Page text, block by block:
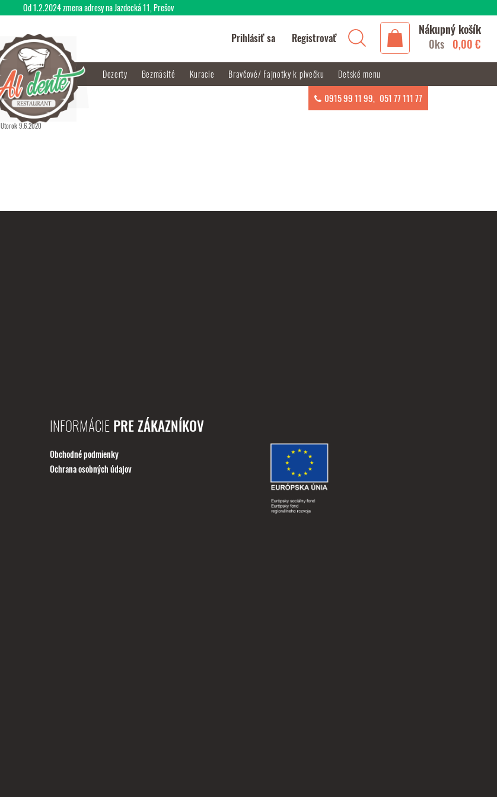
Utorok 9.6.2020
INFORMÁCIEPRE ZÁKAZNÍKOV
Obchodné podmienky
Ochrana osobných údajov
Prihlásiť sa Registrovať
Nákupný košík
0ks 0,00 €
Dezerty Bezmäsité Kuracie Bravčové/ Fajnotky k pivečku Detské menu
0915 99 11 99, 051 77 111 77
Od 1.2.2024 zmena adresy na Jazdecká 11, Prešov